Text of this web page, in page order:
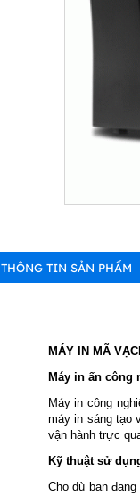
THÔNG TIN SẢN PHẨM
MÁY IN MÃ
Máy in ấn công
Máy in công
máy in sáng tạo
vận hành trực
Kỹ thuật sử
Cho dù bạn